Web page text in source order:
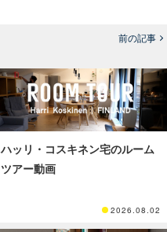
前の記事
ハッリ・コスキネン宅のルーム
ツアー動画
2026.08.02